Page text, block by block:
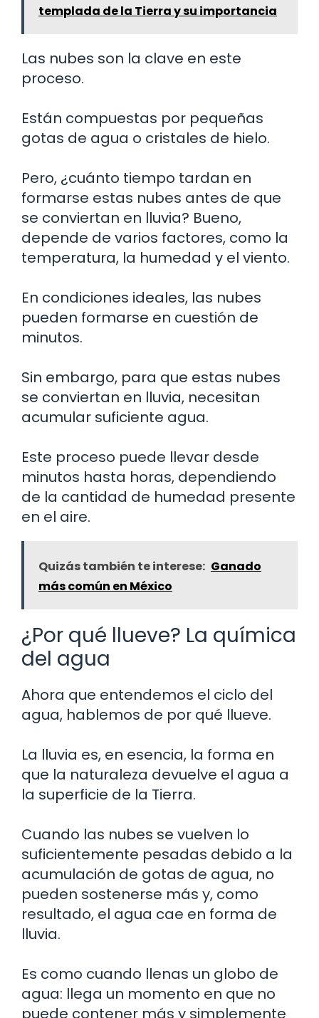
templada de la Tierra y su importancia
Las nubes son la clave en este
proceso.
Están compuestas por pequeñas
gotas de agua o cristales de hielo.
Pero, ¿cuánto tiempo tardan en
formarse estas nubes antes de que
se conviertan en lluvia? Bueno,
depende de varios factores, como la
temperatura, la humedad y el viento.
En condiciones ideales, las nubes
pueden formarse en cuestión de
minutos.
Sin embargo, para que estas nubes
se conviertan en lluvia, necesitan
acumular suficiente agua.
Este proceso puede llevar desde
minutos hasta horas, dependiendo
de la cantidad de humedad presente
en el aire.
Quizás también te interese: Ganado
más común en México
¿Por qué llueve? La química
del agua
Ahora que entendemos el ciclo del
agua, hablemos de por qué llueve.
La lluvia es, en esencia, la forma en
que la naturaleza devuelve el agua a
la superficie de la Tierra.
Cuando las nubes se vuelven lo
suficientemente pesadas debido a la
acumulación de gotas de agua, no
pueden sostenerse más y, como
resultado, el agua cae en forma de
lluvia.
Es como cuando llenas un globo de
agua: llega un momento en que no
puede contener más y simplemente